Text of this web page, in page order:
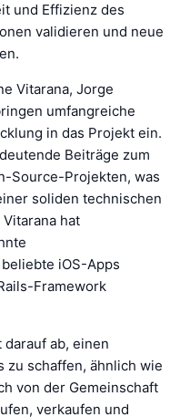
und Effizienz des
validieren und neue
Vitarana, Jorge
umfangreiche
in das Projekt ein.
Beiträge zum
Source-Projekten, was
soliden technischen
hat
iOS-Apps
Framework
ab, einen
zu schaffen, ähnlich wie
von der Gemeinschaft
verkaufen und